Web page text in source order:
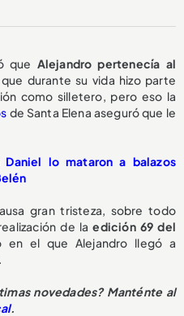
que Alejandro pertenecía al
durante su vida hizo parte
como silletero, pero eso la
de Santa Elena aseguró que le
Daniel lo mataron a balazos
gran tristeza, sobre todo
de laedición 69 del
en el que Alejandro llegó a
novedades? Manténte al
.